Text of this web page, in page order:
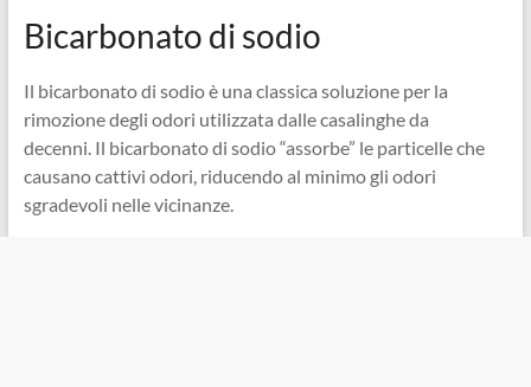
Bicarbonato di sodio
Il bicarbonato di sodio è una classica soluzione per la
rimozione degli odori utilizzata dalle casalinghe da
decenni. Il bicarbonato di sodio “assorbe” le particelle che
causano cattivi odori, riducendo al minimo gli odori
sgradevoli nelle vicinanze.